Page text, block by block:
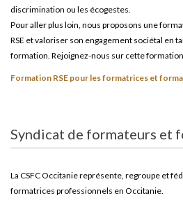
discrimination ou les écogestes.
Pour aller plus loin, nous proposons une
RSE et valoriser son engagement sociétal en
formation. Rejoignez-nous sur cette
Formation RSE pour les formatrices et
Syndicat de formateurs et
La CSFC Occitanie représente, regroupe et
formatrices professionnels en Occitanie.